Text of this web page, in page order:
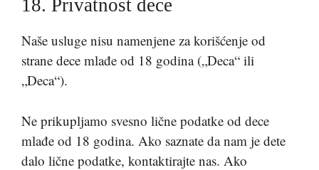
18. Privatnost dece
Naše usluge nisu namenjene za korišćenje od
strane dece mlađe od 18 godina („Deca“ ili
„Deca“).
Ne prikupljamo svesno lične podatke od dece
mlađe od 18 godina. Ako saznate da nam je dete
dalo lične podatke, kontaktirajte nas. Ako